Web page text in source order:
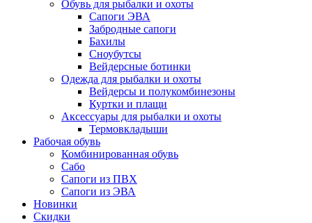
Обувь для рыбалки и охоты
Сапоги ЭВА
Забродные сапоги
Бахилы
Сноубутсы
Вейдерсные ботинки
Одежда для рыбалки и охоты
Вейдерсы и полукомбинезоны
Куртки и плащи
Аксессуары для рыбалки и охоты
Термовкладыши
Рабочая обувь
Комбинированная обувь
Сабо
Сапоги из ПВХ
Сапоги из ЭВА
Новинки
Скидки